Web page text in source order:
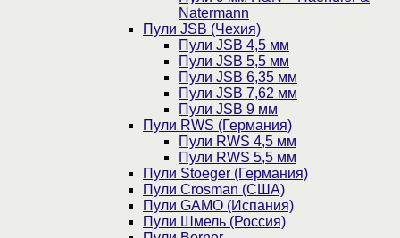
Natermann
Пули JSB (Чехия)
Пули JSB 4,5 мм
Пули JSB 5,5 мм
Пули JSB 6,35 мм
Пули JSB 7,62 мм
Пули JSB 9 мм
Пули RWS (Германия)
Пули RWS 4,5 мм
Пули RWS 5,5 мм
Пули Stoeger (Германия)
Пули Crosman (США)
Пули GAMO (Испания)
Пули Шмель (Россия)